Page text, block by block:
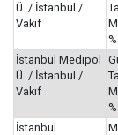
Ü. / İstanbul /
Vakıf
İstanbul Medipol
Ü. / İstanbul /
Vakıf
İstanbul